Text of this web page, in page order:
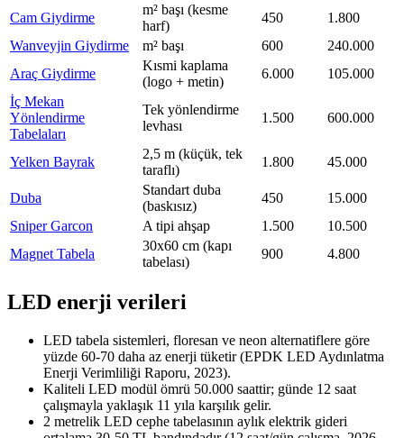
Cam Giydirme
m² başı (kesme
harf)
450
1.800
Wanveyjin Giydirme
m² başı 600
240.000
Araç Giydirme
Kısmi kaplama
(logo + metin)
6.000
105.000
İç Mekan
Yönlendirme
Tabelaları
Tek yönlendirme
levhası
1.500 600.000
Yelken Bayrak
2,5 m (küçük, tek
taraflı)
1.800 45.000
Duba
Standart duba
(baskısız)
450
15.000
Sniper Garcon
A tipi ahşap 1.500
10.500
Magnet Tabela
30x60 cm (kapı
tabelası)
900 4.800
LED enerji verileri
LED tabela sistemleri, floresan ve neon alternatiflere göre
yüzde 60-70 daha az enerji tüketir (EPDK LED Aydınlatma
Enerji Verimliliği Raporu, 2023).
Kaliteli LED modül ömrü 50.000 saattir; günde 12 saat
çalışmayla yaklaşık 11 yıla karşılık gelir.
2 metrelik LED cephe tabelasının aylık elektrik gideri